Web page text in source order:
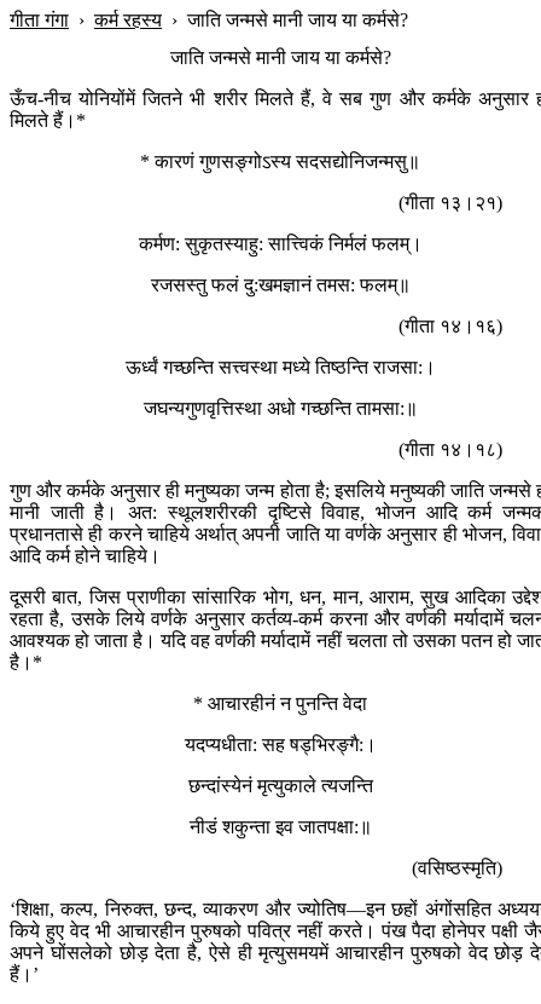
गीता गंगा ›कर्म रहस्य ›जाति जन्मसे मानी जाय या कर्मसे?
जाति जन्मसे मानी जाय या कर्मसे?
ऊँच-नीच योनियोंमें जितने भी शरीर मिलते हैं, वे सब गुण और कर्मके अनुसार
मिलते हैं।*
* कारणं गुणसङ्गोऽस्य सदसद्योनिजन्मसु॥
(गीता १३।२१)
कर्मण: सुकृतस्याहु: सात्त्विकं निर्मलं फलम्।
रजसस्तु फलं दु:खमज्ञानं तमस: फलम्॥
(गीता १४।१६)
ऊर्ध्वं गच्छन्ति सत्त्वस्था मध्ये तिष्ठन्ति राजसा:।
जघन्यगुणवृत्तिस्था अधो गच्छन्ति तामसा:॥
(गीता १४।१८)
गुण और कर्मके अनुसार ही मनुष्यका जन्म होता है; इसलिये मनुष्यकी जाति जन्मसे
मानी जाती है। अत: स्थूलशरीरकी दृष्टिसे विवाह, भोजन आदि कर्म
प्रधानतासे ही करने चाहिये अर्थात् अपनी जाति या वर्णके अनुसार ही भोजन,
आदि कर्म होने चाहिये।
दूसरी बात, जिस प्राणीका सांसारिक भोग, धन, मान, आराम, सुख आदिका
रहता है, उसके लिये वर्णके अनुसार कर्तव्य-कर्म करना और वर्णकी मर्यादामें
आवश्यक हो जाता है। यदि वह वर्णकी मर्यादामें नहीं चलता तो उसका पतन हो
है।*
* आचारहीनं न पुनन्ति वेदा
यदप्यधीता: सह षड्‍‍भिरङ्गै:।
छन्दांस्येनं मृत्युकाले त्यजन्ति
नीडं शकुन्ता इव जातपक्षा:॥
(वसिष्ठस्मृति)
‘शिक्षा, कल्प, निरुक्त, छन्द, व्याकरण और ज्योतिष—इन छहों अंगोंसहित
किये हुए वेद भी आचारहीन पुरुषको पवित्र नहीं करते। पंख पैदा होनेपर पक्षी
अपने घोंसलेको छोड़ देता है, ऐसे ही मृत्युसमयमें आचारहीन पुरुषको वेद छोड़
हैं।’